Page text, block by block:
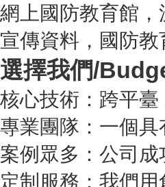
網上國防教育館
宣傳資料，國防
選擇我們/
核心技術：跨平
專業團隊：一個具
案例眾多：公司成
定制服務：我們